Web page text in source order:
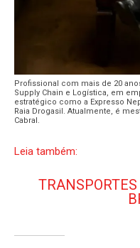
Profissional com mais de 20
Supply Chain e Logística, em
estratégico como a Expresso
Raia Drogasil. Atualmente, é
Cabral.
Leia também: